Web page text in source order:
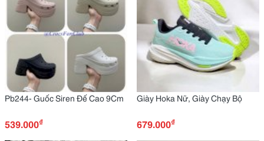
Pb244- Guốc Siren Đế Cao 9Cm
539.000₫
Giày Hoka Nữ, Giày Chạy Bộ
679.000₫